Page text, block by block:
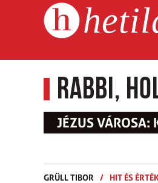
Rabbi,
JÉZUS VÁROSA:
GRÜLL TIBOR / HIT ÉS